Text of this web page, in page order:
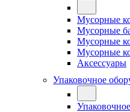
Мусорные
Мусорные
Мусорные
Мусорные
Аксессуары
Упаковочное